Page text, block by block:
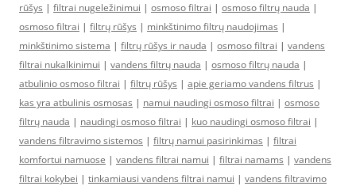
rūšys | filtrai nugeležinimui | osmoso filtrai | osmoso filtrų nauda |
osmoso filtrai | filtrų rūšys | minkštinimo filtrų naudojimas |
minkštinimo sistema | filtrų rūšys ir nauda | osmoso filtrai | vandens
filtrai nukalkinimui | vandens filtrų nauda | osmoso filtrų nauda |
atbulinio osmoso filtrai | filtrų rūšys | apie geriamo vandens filtrus |
kas yra atbulinis osmosas | namui naudingi osmoso filtrai | osmoso
filtrų nauda | naudingi osmoso filtrai | kuo naudingi osmoso filtrai |
vandens filtravimo sistemos | filtrų namui pasirinkimas | filtrai
komfortui namuose | vandens filtrai namui | filtrai namams | vandens
filtrai kokybei | tinkamiausi vandens filtrai namui | vandens filtravimo